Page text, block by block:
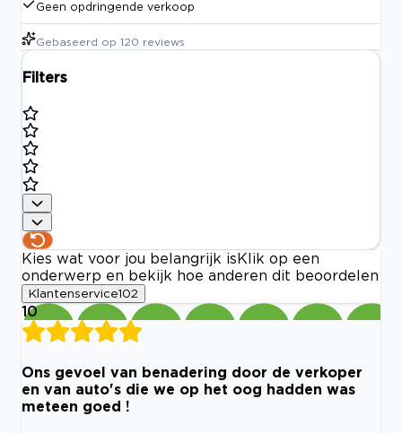
Geen opdringende verkoop
Gebaseerd op 120 reviews
Filters
Kies wat voor jou belangrijk is Klik op een
onderwerp en bekijk hoe anderen dit beoordelen
Klantenservice102
10
Ons gevoel van benadering door de verkoper
en van auto's die we op het oog hadden was
meteen goed !